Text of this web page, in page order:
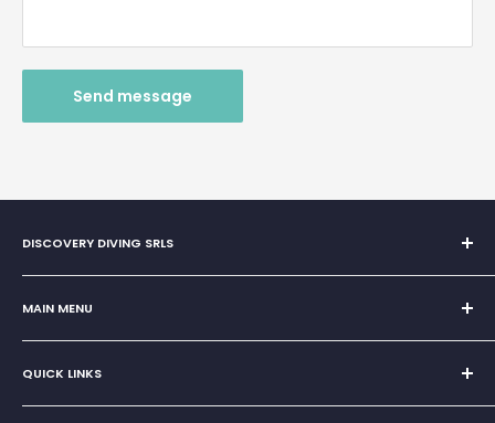
Send message
DISCOVERY DIVING SRLS
Sole Proprietorship of Giovanni Chiera di Vasco
San Teodoro, Marina di Puntaldia 07052
MAIN MENU
Home
Super Offer
Brands
QUICK LINKS
Search